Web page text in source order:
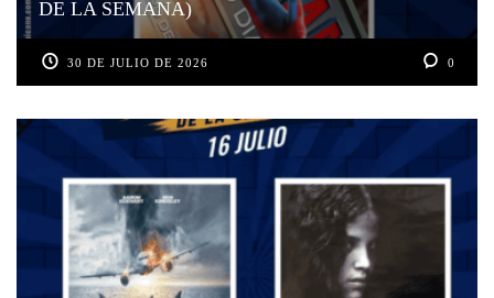
DE LA SEMANA)
30 DE JULIO DE 2026 0